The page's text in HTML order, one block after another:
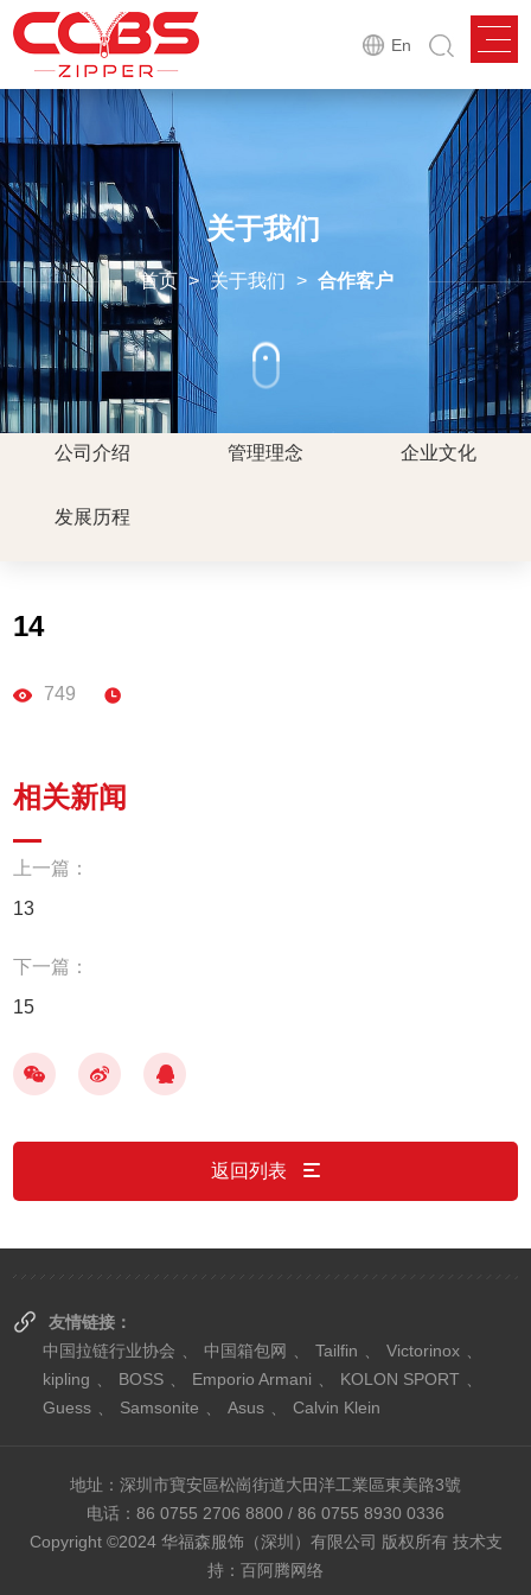
En
关于我们
首页 > 关于我们 > 合作客户
公司介绍 管理理念 企业文化
发展历程
14
749
相关新闻
上一篇：
13
下一篇：
15
返回列表
友情链接：
中国拉链行业协会
中国箱包网 Tailfin Victorinox
kipling
BOSS Emporio Armani KOLON SPORT
Guess
Samsonite Asus Calvin Klein
地址：深圳市寶安區松崗街道大田洋工業區東美路3號
电话：86 0755 2706 8800 / 86 0755 8930 0336
Copyright ©2024 华福森服饰（深圳）有限公司 版权所有 技术支
持： 百阿腾网络